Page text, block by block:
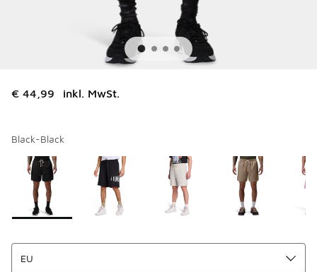
€ 44,99 inkl. MwSt.
Black-Black
Seite 1 von 1 zeigt die Farben 1 bis 7 von 7 an.
Bitte wählen Sie einen Stil aus*